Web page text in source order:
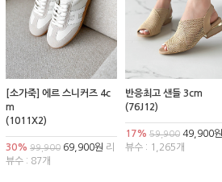
[소가죽] 에르 스니커즈 4c
m
(1011X2)
30% 99,900 69,900원 리
뷰수 : 87개
반응최고 샌들 3cm
(76J12)
17% 59,90049,900원
뷰수 : 1,265개